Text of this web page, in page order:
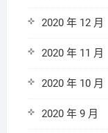
2020 年 12 月
2020 年 11 月
2020 年 10 月
2020 年 9 月